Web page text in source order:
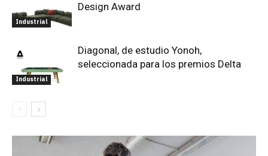
Industrial
Design Award
Industrial
Diagonal, de estudio Yonoh,
seleccionada para los premios Delta